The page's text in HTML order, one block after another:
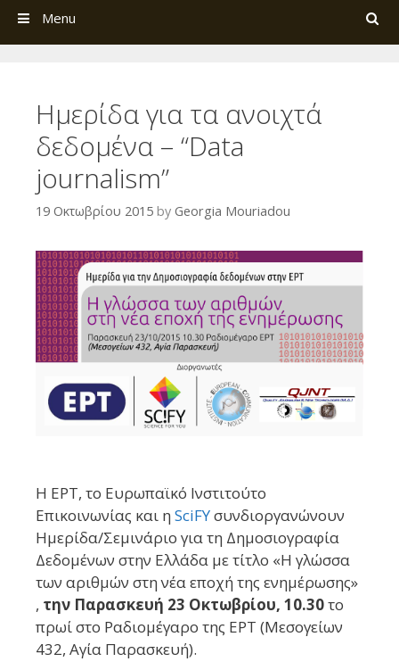
Search
Menu
Ημερίδα για τα ανοιχτά
δεδομένα – “Data
journalism”
19 Οκτωβρίου 2015 by Georgia Mouriadou
Η ΕΡΤ, τo Ευρωπαϊκό Ινστιτούτο
Επικοινωνίας και η SciFΥσυνδιοργανώνουν
Ημερίδα/Σεμινάριο για τη Δημοσιογραφία
Δεδομένων στην Ελλάδα με τίτλο «Η γλώσσα
των αριθμών στη νέα εποχή της ενημέρωσης»
, την Παρασκευή 23 Οκτωβρίου, 10.30το
πρωί στο Ραδιομέγαρο της ΕΡΤ (Μεσογείων
432, Αγία Παρασκευή).